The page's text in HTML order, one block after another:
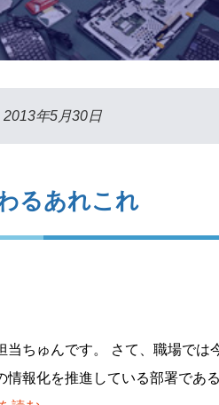
2013年5月30日
るあれこれ
当ちゅんです。 さて、職場で
情報化を推進している部署であ